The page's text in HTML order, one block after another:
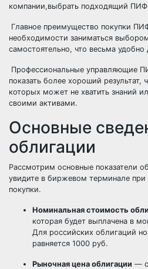
компании,выбрать подходящий ПИФ
Главное преимущество покупки
необходимости заниматься
самостоятельно, что весьма
Профессиональные управляющие
показать более хороший
которых может не хватить знаний
своими активами.
Основные
облигации
Рассмотрим основные показатели
увидите в биржевом терминале
покупки.
Номинальная стоимость
которая будет выплачена в
Для российских облигаций
равняется 1000 руб.
Рыночная цена облигации —